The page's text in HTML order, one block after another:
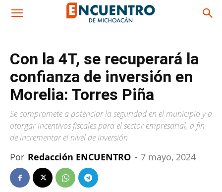
Con la 4T, se recuperará la
confianza de inversión en
Morelia: Torres Piña
Se compromete a potenciar la seguridad en el municipio y a
otorgar incentivos fiscales para el sector empresarial, a fin
de incrementar el nivel de inversión
Por Redacción ENCUENTRO - 7 mayo, 2024